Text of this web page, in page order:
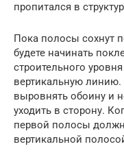
пропитался в
Пока полосы сохнут
будете начинать
строительного
вертикальную
выровнять обоину и
уходить в сторону.
первой полосы
вертикальной